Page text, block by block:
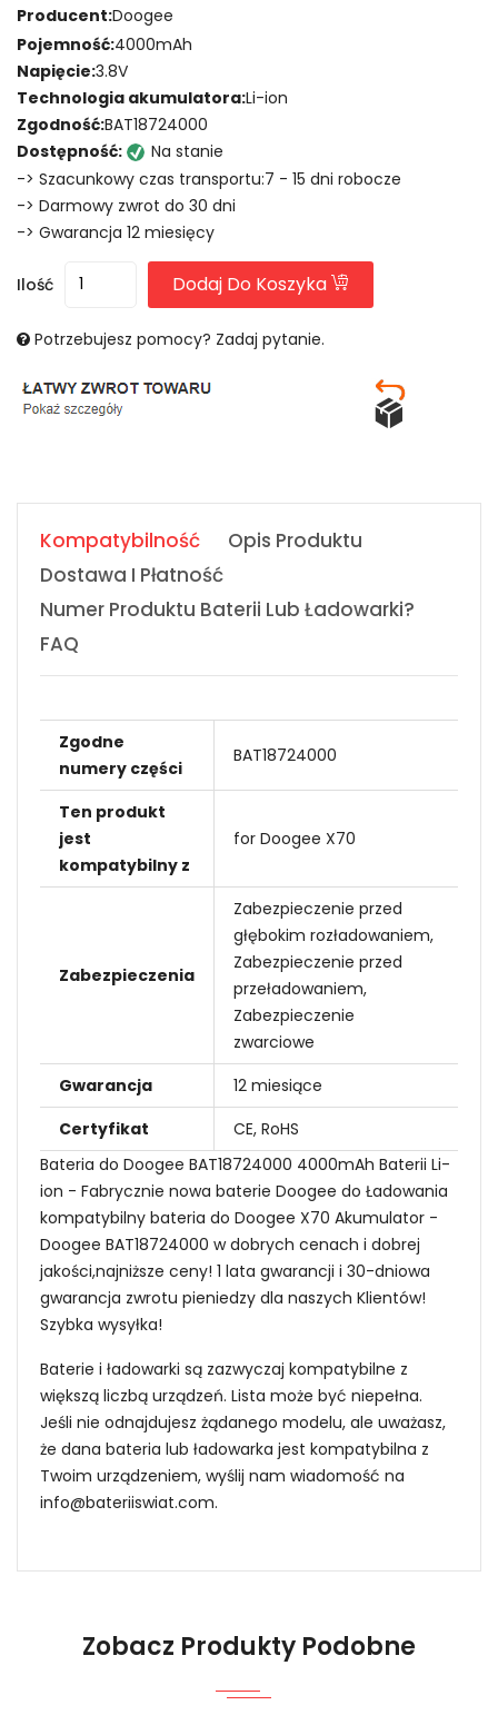
Producent:Doogee
Pojemność:4000mAh
Napięcie:3.8V
Technologia akumulatora:Li-ion
Zgodność:BAT18724000
Dostępność:
Na stanie
-> Szacunkowy czas transportu:7 - 15 dni robocze
-> Darmowy zwrot do 30 dni
-> Gwarancja 12 miesięcy
Ilość Dodaj Do Koszyka
Potrzebujesz pomocy? Zadaj pytanie.
Kompatybilność
Opis Produktu
Dostawa I Płatność
Numer Produktu Baterii Lub Ładowarki?
FAQ
Zgodne
numery części
BAT18724000
Ten produkt
jest
kompatybilny z
for Doogee X70
Zabezpieczenia
Zabezpieczenie przed
głębokim rozładowaniem,
Zabezpieczenie przed
przeładowaniem,
Zabezpieczenie
zwarciowe
Gwarancja
12 miesiące
Certyfikat
CE, RoHS
Bateria do Doogee BAT18724000 4000mAh Baterii Li-
ion - Fabrycznie nowa baterie Doogee do Ładowania
kompatybilny bateria do Doogee X70 Akumulator -
Doogee BAT18724000 w dobrych cenach i dobrej
jakości,najniższe ceny! 1 lata gwarancji i 30-dniowa
gwarancja zwrotu pieniedzy dla naszych Klientów!
Szybka wysyłka!
Baterie i ładowarki są zazwyczaj kompatybilne z
większą liczbą urządzeń. Lista może być niepełna.
Jeśli nie odnajdujesz żądanego modelu, ale uważasz,
że dana bateria lub ładowarka jest kompatybilna z
Twoim urządzeniem, wyślij nam wiadomość na
info@bateriiswiat.com.
Niezawodność i pewność
1.Model urządzenia
Zobacz Produkty Podobne